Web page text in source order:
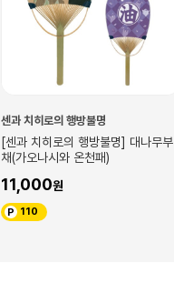
센과 치히로의 행방불명
[센과 치히로의 행방불명] 대나무부
채(가오나시와 온천패)
11,000
110